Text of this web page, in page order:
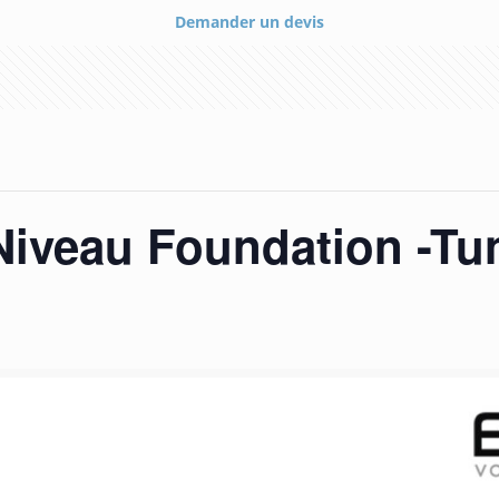
Demander un devis
Foundation -